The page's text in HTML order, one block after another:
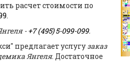
расчет стоимости по
.
-+7 (495) 5-099-099.
предлагает услугу заказ
Янгеля. Достаточное